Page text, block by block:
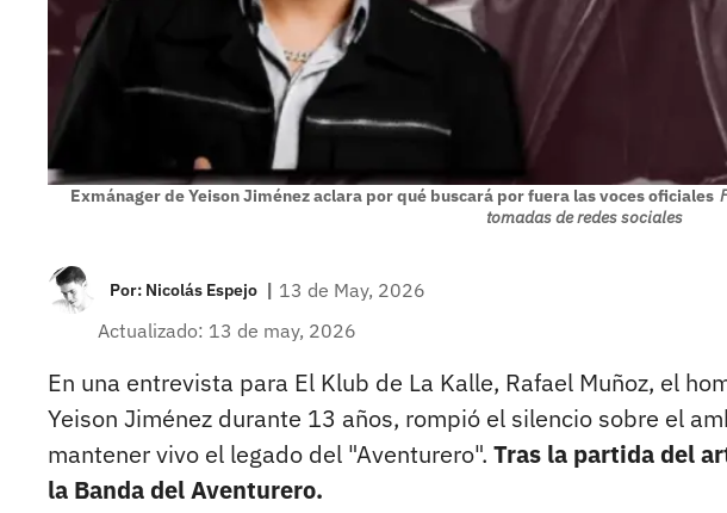
Exmánager de Yeison Jiménez aclara por qué buscará por fuera las voces oficiales
tomadas de redes sociales
Por: Nicolás Espejo | 13 de May, 2026
Actualizado: 13 de may, 2026
En una entrevista para El Klub de La Kalle, Rafael Muñoz, el
Yeison Jiménez durante 13 años, rompió el silencio sobre el
mantener vivo el legado del "Aventurero". Tras la partida del
la Banda del Aventurero.